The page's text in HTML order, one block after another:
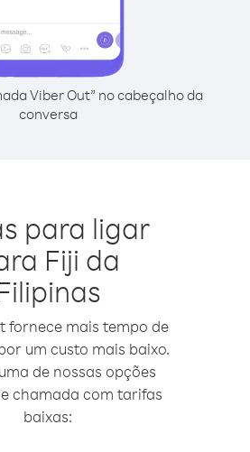
Viber Out” no cabeçalho da
conversa
para ligar
Fiji da
fornece mais tempo de
um custo mais baixo.
de nossas opções
chamada com tarifas
baixas: